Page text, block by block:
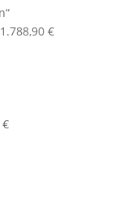
1.788,90 €
€